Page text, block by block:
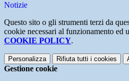
Notizie
Questo sito o gli strumenti terzi da
cookie necessari al funzionamento ed
COOKIE POLICY.
Personalizza Rifiuta tutti i cookies
Gestione cookie